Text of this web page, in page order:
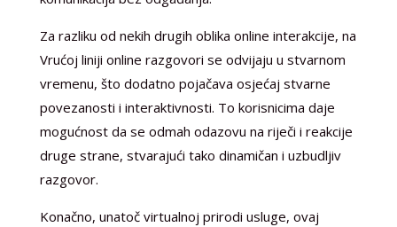
Za razliku od nekih drugih oblika online interakcije, na
Vrućoj liniji online razgovori se odvijaju u stvarnom
vremenu, što dodatno pojačava osjećaj stvarne
povezanosti i interaktivnosti. To korisnicima daje
mogućnost da se odmah odazovu na riječi i reakcije
druge strane, stvarajući tako dinamičan i uzbudljiv
razgovor.
Konačno, unatoč virtualnoj prirodi usluge, ovaj